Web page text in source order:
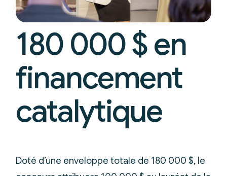
180 000 $ en
financement
catalytique
Doté d’une enveloppe totale de 180 000 $, le